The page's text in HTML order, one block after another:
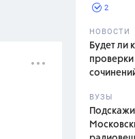
2
НОВОСТИ
Будет ли
проверки
ВУЗЫ